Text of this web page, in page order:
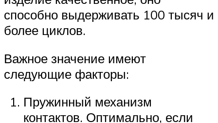
способно выдерживать 100 тысяч и
более циклов.
Важное значение имеют
следующие факторы:
Пружинный механизм
контактов. Оптимально, если